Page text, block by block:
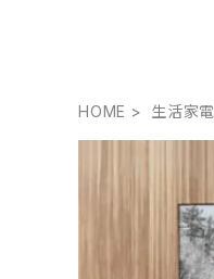
HOME 生活家電